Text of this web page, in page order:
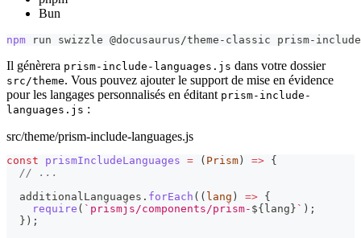
Bun
npm run swizzle @docusaurus/theme-classic prism-
Il génèrera prism-include-languages.js dans votre dossier
src/theme. Vous pouvez ajouter le support de mise en évidence
pour les langages personnalisés en éditant prism-include-
languages.js :
src/theme/prism-include-languages.js
const prismIncludeLanguages = ( Prism ) => {
// ...
  additionalLanguages
. forEach ( ( lang ) => {
require ( ` prismjs/components/prism- ${ lang } ` ) ;
} ) ;